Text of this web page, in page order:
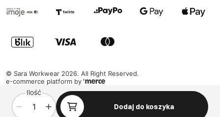
Ilość
Dodaj do koszyka
© Sara Workwear 2026. All Right Reserved.
e-commerce platform by